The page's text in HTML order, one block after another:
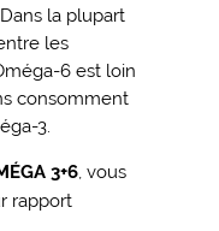
la plupart
les
6 est loin
consomment
3.
3+6, vous
rapport